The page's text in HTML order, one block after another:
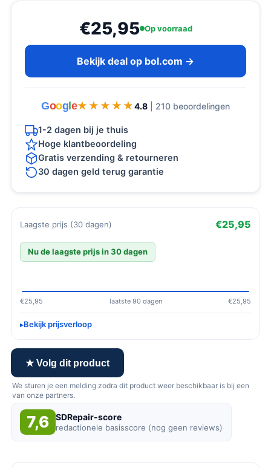
€25,95 Op voorraad
Bekijk deal op bol.com →
Goog e★★★★★
★★★★★ 4.8 | 210 beoordelingen
1-2 dagen bij je thuis
Hoge klantbeoordeling
Gratis verzending & retourneren
30 dagen geld terug garantie
Laagste prijs (30 dagen) €25,95
Nu de laagste prijs in 30 dagen
€25,95 laatste 90 dagen €25,95
Bekijk prijsverloop
★ Volg dit product
We sturen je een melding zodra dit product weer beschikbaar is bij een
van onze partners.
7,6 SDRepair-score
redactionele basisscore (nog geen reviews)